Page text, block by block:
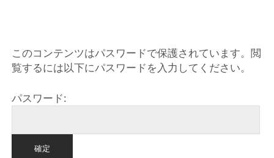
このコンテンツはパスワードで保護されています。閲
覧するには以下にパスワードを入力してください。
パスワード: